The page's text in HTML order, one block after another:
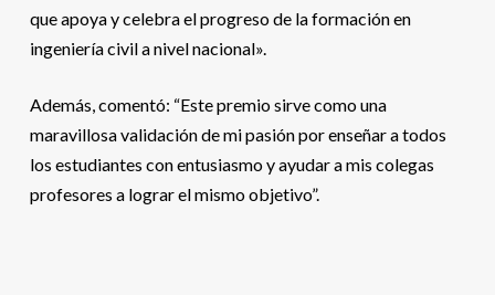
que apoya y celebra el progreso de la formación en
ingeniería civil a nivel nacional».
Además, comentó: “Este premio sirve como una
maravillosa validación de mi pasión por enseñar a todos
los estudiantes con entusiasmo y ayudar a mis colegas
profesores a lograr el mismo objetivo”.